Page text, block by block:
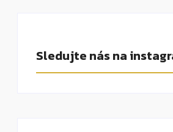
Sledujte nás na